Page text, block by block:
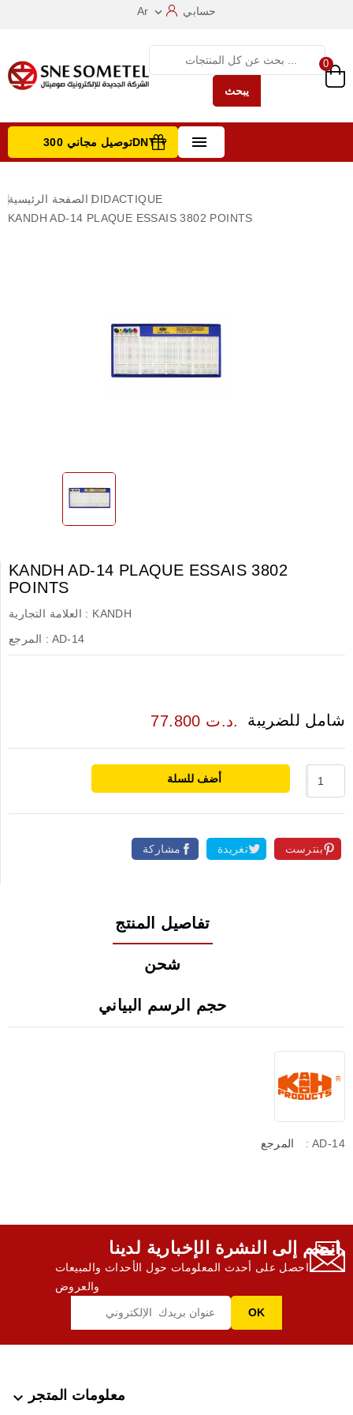
Ar  حسابي
يبحث
0
 توصيل مجاني 300DNT +
الصفحة الرئيسية DIDACTIQUE
KANDH AD-14 PLAQUE ESSAIS 3802 POINTS
KANDH AD-14 PLAQUE ESSAIS 3802
POINTS
العلامة التجارية : KANDH
المرجع : AD-14
77.800 د.ت. شامل للضريبة
أضف للسلة
مشاركة تغريدة بنترست
تفاصيل المنتج
شحن
حجم الرسم البياني
المرجع : AD-14
انضم إلى النشرة الإخبارية لدينا,
احصل على أحدث المعلومات حول الأحداث والمبيعات
والعروض
معلومات المتجر 